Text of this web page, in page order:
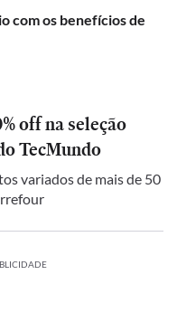
com os benefícios de
off na seleção
TecMundo
variados de mais de 50